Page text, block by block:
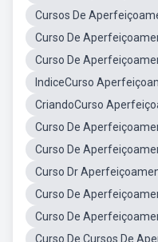
Cursos De
Curso De
Curso De
IndiceCurso
CriandoCurso
Curso De
Curso De
Curso Dr
Curso De
Curso De
Curso De Cursos De